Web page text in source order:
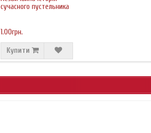
сучасного пустельника
1.00грн.
Купити